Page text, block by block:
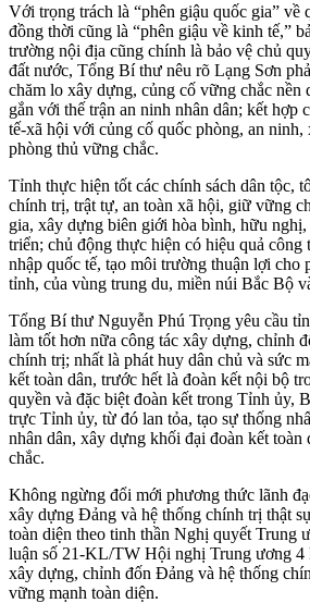
Với trọng trách là “phên giậu quốc gia” về
đồng thời cũng là “phên giậu về kinh tế,”
trường nội địa cũng chính là bảo vệ chủ
đất nước, Tổng Bí thư nêu rõ Lạng Sơn
chăm lo xây dựng, củng cố vững chắc nền
gắn với thế trận an ninh nhân dân; kết hợp
tế-xã hội với củng cố quốc phòng, an
phòng thủ vững chắc.
Tỉnh thực hiện tốt các chính sách dân tộc,
chính trị, trật tự, an toàn xã hội, giữ vững
gia, xây dựng biên giới hòa bình, hữu
triển; chủ động thực hiện có hiệu quả công
nhập quốc tế, tạo môi trường thuận lợi cho
tỉnh, của vùng trung du, miền núi Bắc Bộ
Tổng Bí thư Nguyễn Phú Trọng yêu cầu
làm tốt hơn nữa công tác xây dựng, chỉnh
chính trị; nhất là phát huy dân chủ và sức
kết toàn dân, trước hết là đoàn kết nội bộ
quyền và đặc biệt đoàn kết trong Tỉnh ủy,
trực Tỉnh ủy, từ đó lan tỏa, tạo sự thống
nhân dân, xây dựng khối đại đoàn kết toàn
chắc.
Không ngừng đổi mới phương thức lãnh
xây dựng Đảng và hệ thống chính trị thật
toàn diện theo tinh thần Nghị quyết Trung
luận số 21-KL/TW Hội nghị Trung ương 4
xây dựng, chỉnh đốn Đảng và hệ thống
vững mạnh toàn diện.